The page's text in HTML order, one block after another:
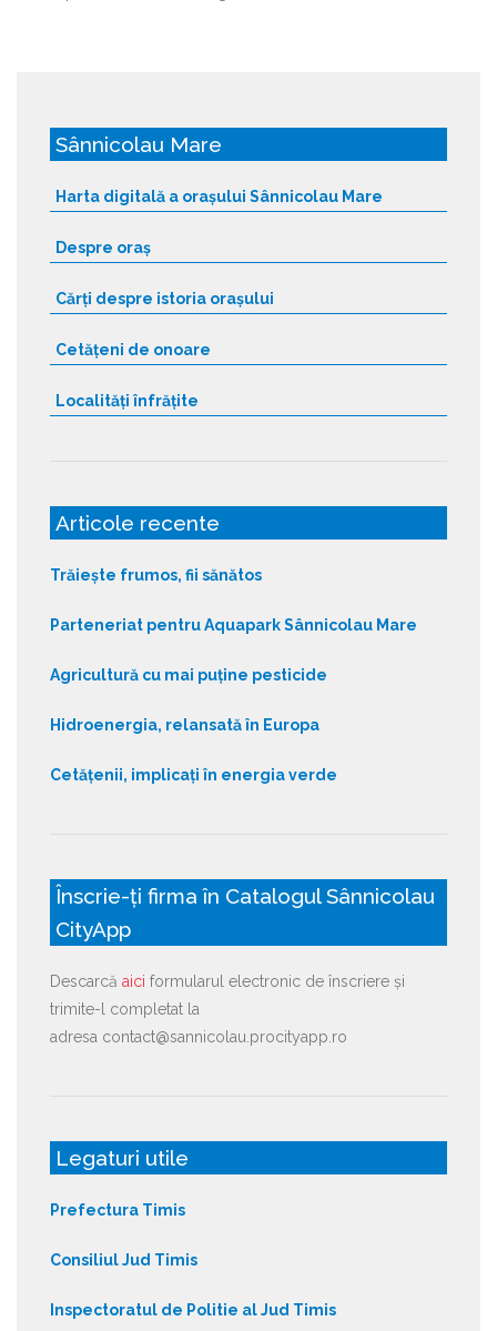
Sânnicolau Mare
Harta digitală a orașului Sânnicolau Mare
Despre oraș
Cărți despre istoria orașului
Cetățeni de onoare
Localități înfrățite
Articole recente
Trăiește frumos, fii sănătos
Parteneriat pentru Aquapark Sânnicolau Mare
Agricultură cu mai puține pesticide
Hidroenergia, relansată în Europa
Cetățenii, implicați în energia verde
Înscrie-ți firma în Catalogul Sânnicolau
CityApp
Descarcă aici formularul electronic de înscriere și
trimite-l completat la
adresa contact@sannicolau.procityapp.ro
Legaturi utile
Prefectura Timis
Consiliul Jud Timis
Inspectoratul de Politie al Jud Timis